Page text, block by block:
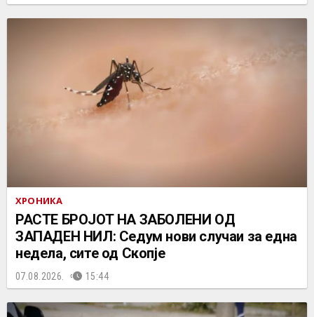
ХРОНИКА
РАСТЕ БРОЈОТ НА ЗАБОЛЕНИ ОД
ЗАПАДЕН НИЛ: Седум нови случаи за една
недела, сите од Скопје
07.08.2026. 15:44